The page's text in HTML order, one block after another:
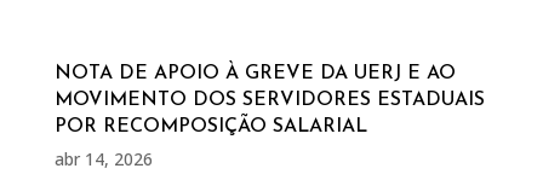
NOTA DE APOIO À GREVE DA UERJ E AO
MOVIMENTO DOS SERVIDORES ESTADUAIS
POR RECOMPOSIÇÃO SALARIAL
abr 14, 2026